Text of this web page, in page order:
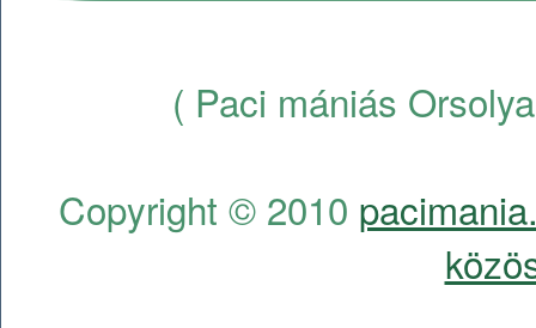
( Paci mániás
Copyright © 2010